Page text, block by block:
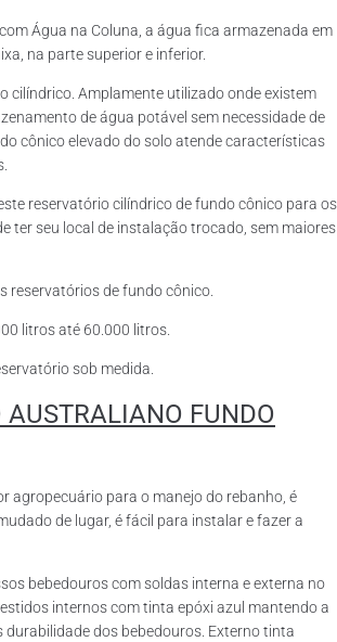
Água na Coluna, a água fica armazenada em
na parte superior e inferior.
cilíndrico. Amplamente utilizado onde existem
de água potável sem necessidade de
cônico elevado do solo atende características
reservatório cilíndrico de fundo cônico para os
ter seu local de instalação trocado, sem maiores
reservatórios de fundo cônico.
litros até 60.000 litros.
sob medida.
AUSTRALIANO FUNDO
agropecuário para o manejo do rebanho, é
de lugar, é fácil para instalar e fazer a
bebedouros com soldas interna e externa no
internos com tinta epóxi azul mantendo a
durabilidade dos bebedouros. Externo tinta